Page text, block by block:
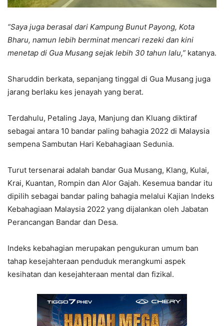
“Saya juga berasal dari Kampung Bunut Payong, Kota
Bharu, namun lebih berminat mencari rezeki dan kini
menetap di Gua Musang sejak lebih 30 tahun lalu,” katanya.
Sharuddin berkata, sepanjang tinggal di Gua Musang juga
jarang berlaku kes jenayah yang berat.
Terdahulu, Petaling Jaya, Manjung dan Kluang diktiraf
sebagai antara 10 bandar paling bahagia 2022 di Malaysia
sempena Sam­butan Hari Kebahagiaan Sedunia.
Turut tersenarai adalah bandar Gua Musang, Klang, Kulai,
Krai, Kuantan, Rompin dan Alor Gajah. Kesemua bandar itu
dipilih sebagai bandar paling bahagia melalui Kajian Indeks
Kebahagiaan Malaysia 2022 yang dijalankan oleh Jabatan
Perancangan Bandar dan Desa.
Indeks kebahagian merupakan pengukuran umum ban
tahap kesejahteraan penduduk merangkumi aspek
kesihatan dan kesejahteraan mental dan fizikal.